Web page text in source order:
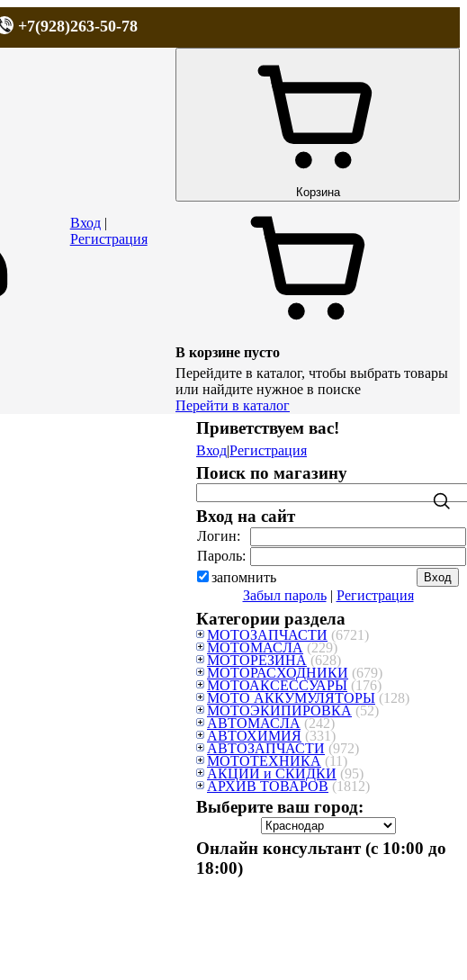
+7(928)263-50-78
ДОСТАВКА
Вход|
Регистрация
Корзина
В корзине пусто
Перейдите в каталог, чтобы выбрать товары
или найдите нужное в поиске
Перейти в каталог
Приветствуем вас!
Вход|Регистрация
Поиск по магазину
Вход на сайт
Логин:
Пароль:
запомнить
Забыл пароль| Регистрация
Категории раздела
МОТОЗАПЧАСТИ (6721)
МОТОМАСЛА (229)
МОТОРЕЗИНА (628)
МОТОРАСХОДНИКИ (679)
МОТОАКСЕССУАРЫ (176)
МОТО АККУМУЛЯТОРЫ (128)
МОТОЭКИПИРОВКА (52)
АВТОМАСЛА (242)
АВТОХИМИЯ (331)
АВТОЗАПЧАСТИ (972)
МОТОТЕХНИКА (11)
АКЦИИ и СКИДКИ (95)
АРХИВ ТОВАРОВ (1812)
Выберите ваш город:
Онлайн консультант (с 10:00 до
18:00)